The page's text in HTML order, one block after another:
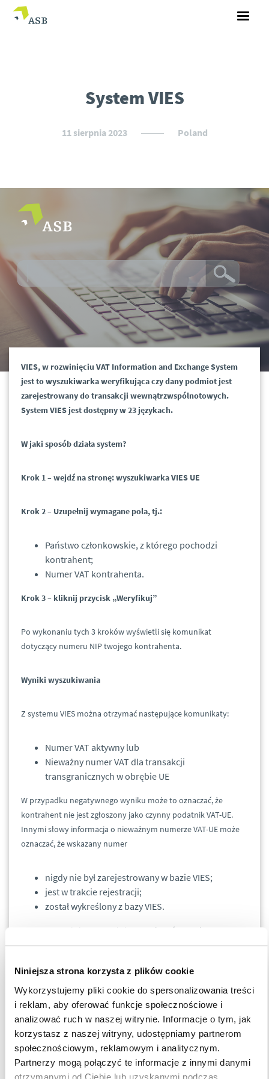
Niniejsza strona korzysta z plików cookie
Wykorzystujemy pliki cookie do spersonalizowania treści
i reklam, aby oferować funkcje społecznościowe i
analizować ruch w naszej witrynie. Informacje o tym, jak
korzystasz z naszej witryny, udostępniamy partnerom
społecznościowym, reklamowym i analitycznym.
Partnerzy mogą połączyć te informacje z innymi danymi
otrzymanymi od Ciebie lub uzyskanymi podczas
System VIES
11 sierpnia 2023 Poland
VIES, w rozwinięciu VAT Information and Exchange System
jest to wyszukiwarka weryfikująca czy dany podmiot jest
zarejestrowany do transakcji wewnątrzwspólnotowych.
System VIES jest dostępny w 23 językach.
W jaki sposób działa system?
Krok 1 – wejdź na stronę: wyszukiwarka VIES UE
Krok 2 – Uzupełnij wymagane pola, tj.:
Państwo członkowskie, z którego pochodzi
kontrahent;
Numer VAT kontrahenta.
Krok 3 – kliknij przycisk „Weryfikuj”
Po wykonaniu tych 3 kroków wyświetli się komunikat
dotyczący numeru NIP twojego kontrahenta.
Wyniki wyszukiwania
Z systemu VIES można otrzymać następujące komunikaty:
Numer VAT aktywny lub
Nieważny numer VAT dla transakcji
transgranicznych w obrębie UE
W przypadku negatywnego wyniku może to oznaczać, że
kontrahent nie jest zgłoszony jako czynny podatnik VAT-UE.
Innymi słowy informacja o nieważnym numerze VAT-UE może
oznaczać, że wskazany numer
nigdy nie był zarejestrowany w bazie VIES;
jest w trakcie rejestracji;
został wykreślony z bazy VIES.
System VIES nie jest w stanie jasno wskazać powodu
otrzymania negatywnego statusu, powyższe to założenia jakie
dodatkowych informacji należy skontaktować się z właściwym
krajowym organem administracji lub wyjaśnić sprawę ze swoim
kontrahentem.
Dlaczego warto weryfikować swoich kontrahentów w
systemie VIES?